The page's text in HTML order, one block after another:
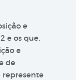
e
e os que,
e
de
represente